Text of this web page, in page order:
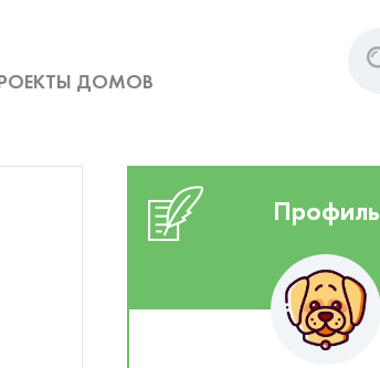
ДОМОВ
Профиль